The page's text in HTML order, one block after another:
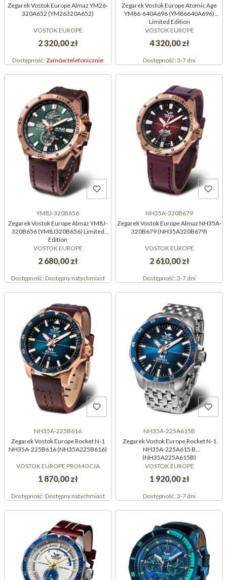
Zegarek Vostok Europe Almaz YM26-
320A652 (YM26320A652)
VOSTOK EUROPE
2 320,00 zł
Dostępność:Zamów telefonicznie
Zegarek Vostok Europe Atomic Age
YM86-640A696 (YM86640A696)
Limited Edition
VOSTOK EUROPE
4 320,00 zł
Dostępność:3-7 dni
YM8J-320B656
Zegarek Vostok Europe Almaz YM8J-
320B656 (YM8J320B656) Limited
Edition
VOSTOK EUROPE
2 680,00 zł
Dostępność:Dostępny natychmiast
NH35A-320B679
Zegarek Vostok Europe Almaz NH35A-
320B679 (NH35A320B679)
VOSTOK EUROPE
2 610,00 zł
Dostępność:3-7 dni
NH35A-225B616
Zegarek Vostok Europe Rocket N-1
NH35A-225B616 (NH35A225B616)
VOSTOK EUROPE PROMOCJA
1 870,00 zł
Dostępność:Dostępny natychmiast
NH35A-225A615B
Zegarek Vostok Europe Rocket N-1
NH35A-225A615 B
(NH35A225A615B)
VOSTOK EUROPE
1 920,00 zł
Dostępność:3-7 dni